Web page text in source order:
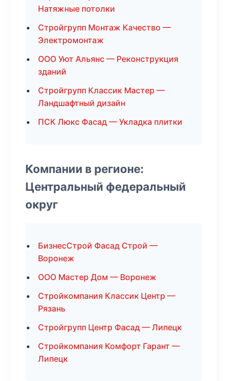
Натяжные потолки
Стройгрупп Монтаж Качество —
Электромонтаж
ООО Уют Альянс — Реконструкция
зданий
Стройгрупп Классик Мастер —
Ландшафтный дизайн
ПСК Люкс Фасад — Укладка плитки
Компании в регионе:
Центральный федеральный
округ
БизнесСтрой Фасад Строй —
Воронеж
ООО Мастер Дом — Воронеж
Стройкомпания Классик Центр —
Рязань
Стройгрупп Центр Фасад — Липецк
Стройкомпания Комфорт Гарант —
Липецк